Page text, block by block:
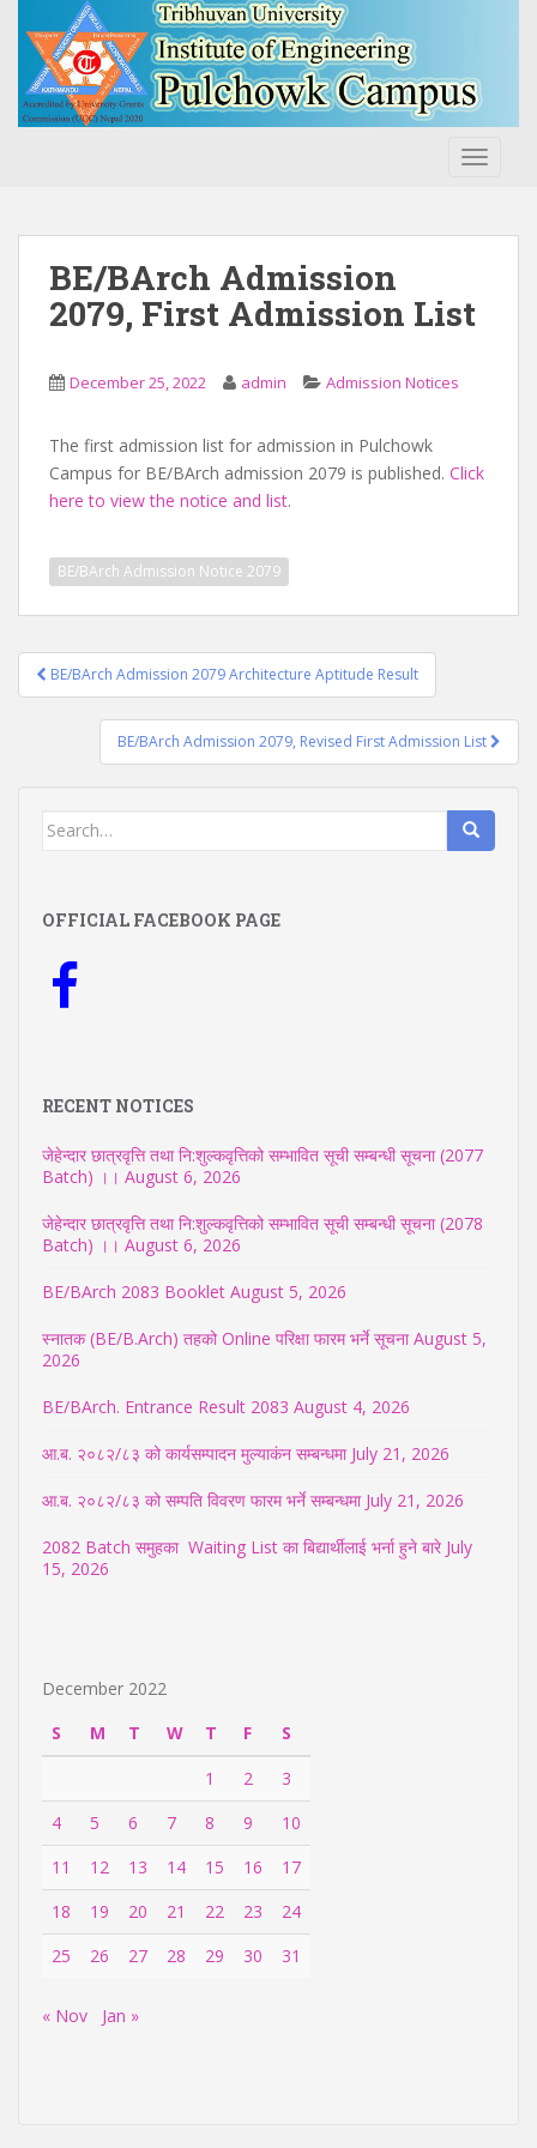
BE/BArch Admission
2079, First Admission List
December 25, 2022 admin Admission Notices
The first admission list for admission in Pulchowk
Campus for BE/BArch admission 2079 is published. Click
here to view the notice and list.
BE/BArch Admission Notice 2079
Post
navigation
BE/BArch Admission 2079 Architecture Aptitude Result
BE/BArch Admission 2079, Revised First Admission List
Search
OFFICIAL FACEBOOK PAGE
RECENT NOTICES
जेहेन्दार छात्रवृत्ति तथा नि:शुल्कवृत्तिको सम्भावित सूची सम्बन्धी सूचना (2077
Batch) ।। August 6, 2026
जेहेन्दार छात्रवृत्ति तथा नि:शुल्कवृत्तिको सम्भावित सूची सम्बन्धी सूचना (2078
Batch) ।। August 6, 2026
BE/BArch 2083 Booklet August 5, 2026
स्नातक (BE/B.Arch) तहको Online परिक्षा फारम भर्ने सूचना August 5,
2026
BE/BArch. Entrance Result 2083 August 4, 2026
आ.ब. २०८२/८३ को कार्यसम्पादन मुल्याकंन सम्बन्धमा July 21, 2026
आ.ब. २०८२/८३ को सम्पति विवरण फारम भर्ने सम्बन्धमा July 21, 2026
2082 Batch समुहका Waiting List का बिद्यार्थीलाई भर्ना हुने बारे July
15, 2026
December 2022
S
M T W T F
S
1
2
3
4
5 6 7 8 9
10
11
12 13 14 15 16
17
18
19 20 21 22 23
24
25
26 27 28 29 30 31
« Nov Jan »